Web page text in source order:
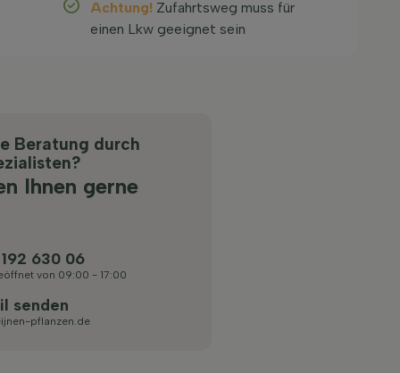
Achtung! Zufahrtsweg muss für
einen Lkw geeignet sein
Beratung durch
Ihnen gerne
630 06
von 09:00 - 17:00
senden
pflanzen.de